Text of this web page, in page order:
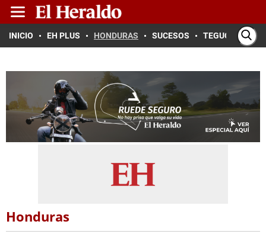
INICIO EH PLUS HONDURAS SUCESOS TEGUCIGALPA
Honduras